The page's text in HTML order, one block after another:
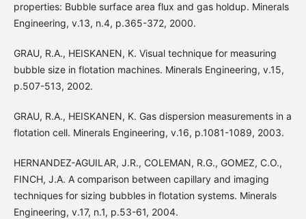
properties: Bubble surface area flux and gas holdup. Minerals
Engineering, v.13, n.4, p.365-372, 2000.
GRAU, R.A., HEISKANEN, K. Visual technique for measuring
bubble size in flotation machines. Minerals Engineering, v.15,
p.507-513, 2002.
GRAU, R.A., HEISKANEN, K. Gas dispersion measurements in a
flotation cell. Minerals Engineering, v.16, p.1081-1089, 2003.
HERNANDEZ-AGUILAR, J.R., COLEMAN, R.G., GOMEZ, C.O.,
FINCH, J.A. A comparison between capillary and imaging
techniques for sizing bubbles in flotation systems. Minerals
Engineering, v.17, n.1, p.53-61, 2004.